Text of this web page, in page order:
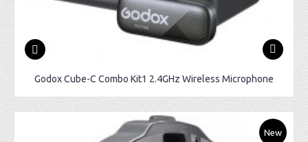
Godox Cube-C Combo Kit1 2.4GHz Wireless Microphone
New